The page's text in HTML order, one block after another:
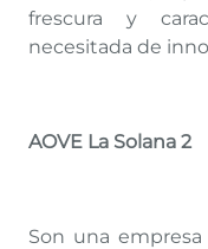
frescura y
necesitada de
AOVE La Solana 2
Son una